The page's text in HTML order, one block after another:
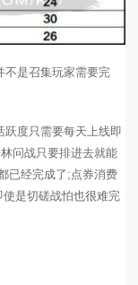
是召集玩家需要完
度只需要每天上线即
问战只要排进去就能
已经完成了;点券消费
是切磋战怕也很难完